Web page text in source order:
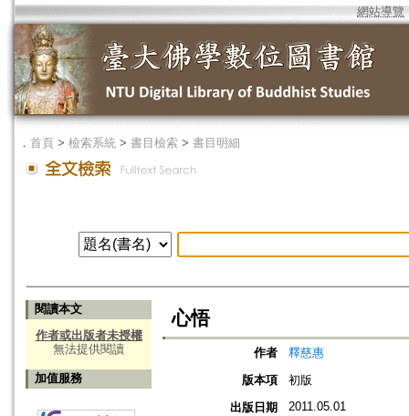
網站導覽
． 首頁 > 檢索系統 > 書目檢索 > 書目明細
閱讀本文
作者或出版者未授權
無法提供閱讀
加值服務
心悟
作者
釋慈惠
版本項
初版
出版日期
2011.05.01